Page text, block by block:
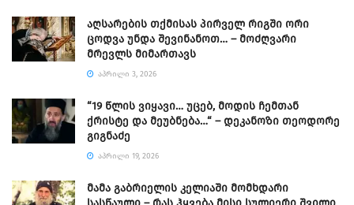
აღსარების თქმისას პირველ რიგში ორი
ცოდვა უნდა შევინანოთ… – მოძღვარი
მრევლს მიმართავს
ᲐᲞᲠᲘᲚᲘ 3, 2026
“19 წლის ვიყავი… უცებ, მოდის ჩემთან
ქრისტე და მეუბნება…“ – დეკანოზი თეოდორე
გიგნაძე
ᲐᲞᲠᲘᲚᲘ 19, 2026
მამა გაბრიელის კელიაში მომხდარი